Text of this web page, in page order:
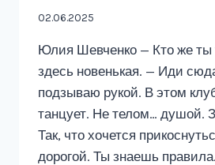
02.06.2025
Юлия Шевченко — Кто же ты
здесь новенькая. — Иди
подзываю рукой. В этом
танцует. Не телом… душой.
Так, что хочется
дорогой. Ты знаешь